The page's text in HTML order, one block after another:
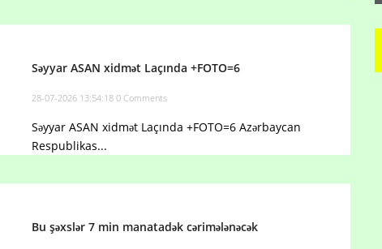
Səyyar ASAN xidmət Laçında +FOTO=6
28-07-2026 13:54:18 0 Comments
Səyyar ASAN xidmət Laçında +FOTO=6 Azərbaycan
Respublikas...
Bu şəxslər 7 min manatadək cərimələnəcək